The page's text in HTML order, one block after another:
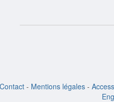
Contact - Mentions légales -